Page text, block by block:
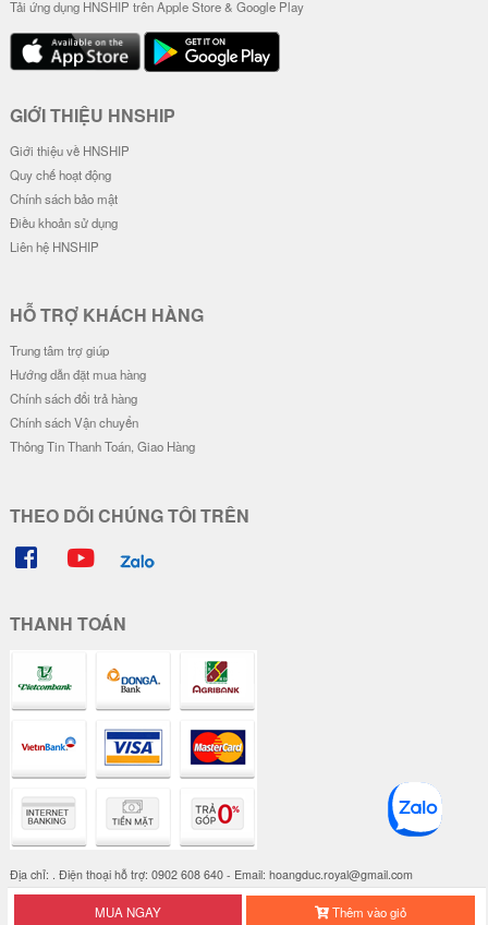
MUA NGAY Thêm vào giỏ
Dây Đeo Điện Thoại Mẫu - Heart
6.000 đ
[ KÈM MIẾNG LÓT ] MÓC KHÓA /
VÒNG TAY HẠT PHA LÊ NƠ...
25.000 đ
19.000 đ
5-19
17.000 đ
20-49
Mua hàng online với nhiều ưu đãi hơn tại HNSHIP.VN
HNSHIP - PHỤ KIỆN ĐIỆN THOẠI SỐ 1 TẠI VIỆT NAM
Điện thoại: 0902 608 640 - CSKH: 0902 608 640
Email: hoangduc.royal@gmail.com
Hotline: 0902 608 640